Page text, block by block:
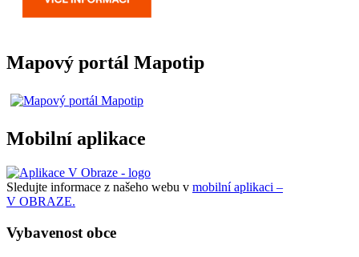
Mapový portál Mapotip
Mobilní aplikace
Sledujte informace z našeho webu v mobilní aplikaci –
V OBRAZE.
Vybavenost obce